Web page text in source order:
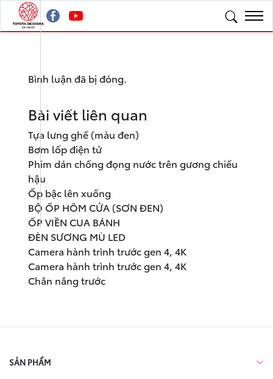
Bình luận đã bị đóng.
Bài viết liên quan
Tựa lưng ghế (màu đen)
Bơm lốp điện tử
Phim dán chống đọng nước trên gương chiếu
hậu
Ốp bậc lên xuống
BỘ ỐP HÕM CỬA (SƠN ĐEN)
ỐP VIỀN CUA BÁNH
ĐÈN SƯƠNG MÙ LED
Camera hành trình trước gen 4, 4K
Camera hành trình trước gen 4, 4K
Chắn nắng trước
SẢN PHẨM